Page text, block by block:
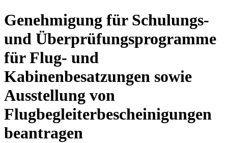
Genehmigung für Schulungs-
und Überprüfungsprogramme
für Flug- und
Kabinenbesatzungen sowie
Ausstellung von
Flugbegleiterbescheinigungen
beantragen